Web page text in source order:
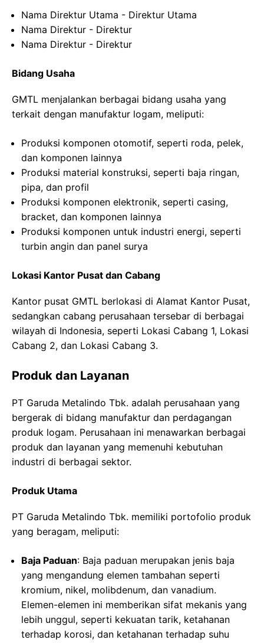
Nama Direktur Utama - Direktur Utama
Nama Direktur - Direktur
Nama Direktur - Direktur
Bidang Usaha
GMTL menjalankan berbagai bidang usaha yang
terkait dengan manufaktur logam, meliputi:
Produksi komponen otomotif, seperti roda, pelek,
dan komponen lainnya
Produksi material konstruksi, seperti baja ringan,
pipa, dan profil
Produksi komponen elektronik, seperti casing,
bracket, dan komponen lainnya
Produksi komponen untuk industri energi, seperti
turbin angin dan panel surya
Lokasi Kantor Pusat dan Cabang
Kantor pusat GMTL berlokasi di Alamat Kantor Pusat,
sedangkan cabang perusahaan tersebar di berbagai
wilayah di Indonesia, seperti Lokasi Cabang 1, Lokasi
Cabang 2, dan Lokasi Cabang 3.
Produk dan Layanan
PT Garuda Metalindo Tbk. adalah perusahaan yang
bergerak di bidang manufaktur dan perdagangan
produk logam. Perusahaan ini menawarkan berbagai
produk dan layanan yang memenuhi kebutuhan
industri di berbagai sektor.
Produk Utama
PT Garuda Metalindo Tbk. memiliki portofolio produk
yang beragam, meliputi:
Baja Paduan: Baja paduan merupakan jenis baja
yang mengandung elemen tambahan seperti
kromium, nikel, molibdenum, dan vanadium.
Elemen-elemen ini memberikan sifat mekanis yang
lebih unggul, seperti kekuatan tarik, ketahanan
terhadap korosi, dan ketahanan terhadap suhu